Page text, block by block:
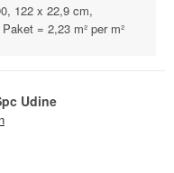
122 x 22,9 cm,
= 2,23 m² per m²
Udine